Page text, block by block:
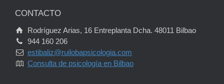
CONTACTO
Rodríguez Arias, 16 Entreplanta Dcha. 48011 Bilbao
944 160 206
estibaliz@ruilobapsicologia.com
Consulta de psicología en Bilbao